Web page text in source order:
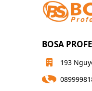
BOSA
193